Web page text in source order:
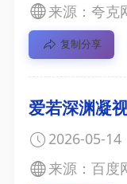
来源：夸克
复制分享
爱若深渊凝
2026-05-14
来源：百度